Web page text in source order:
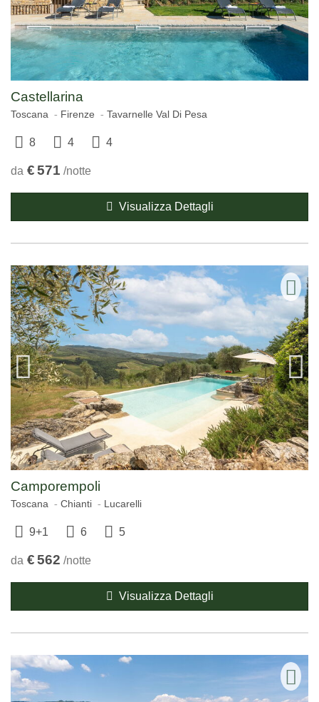
Castellarina
Toscana Firenze Tavarnelle Val Di Pesa
8 4 4
da €571 /notte
Visualizza Dettagli
Camporempoli
Toscana Chianti Lucarelli
9+1 6 5
da €562 /notte
Visualizza Dettagli